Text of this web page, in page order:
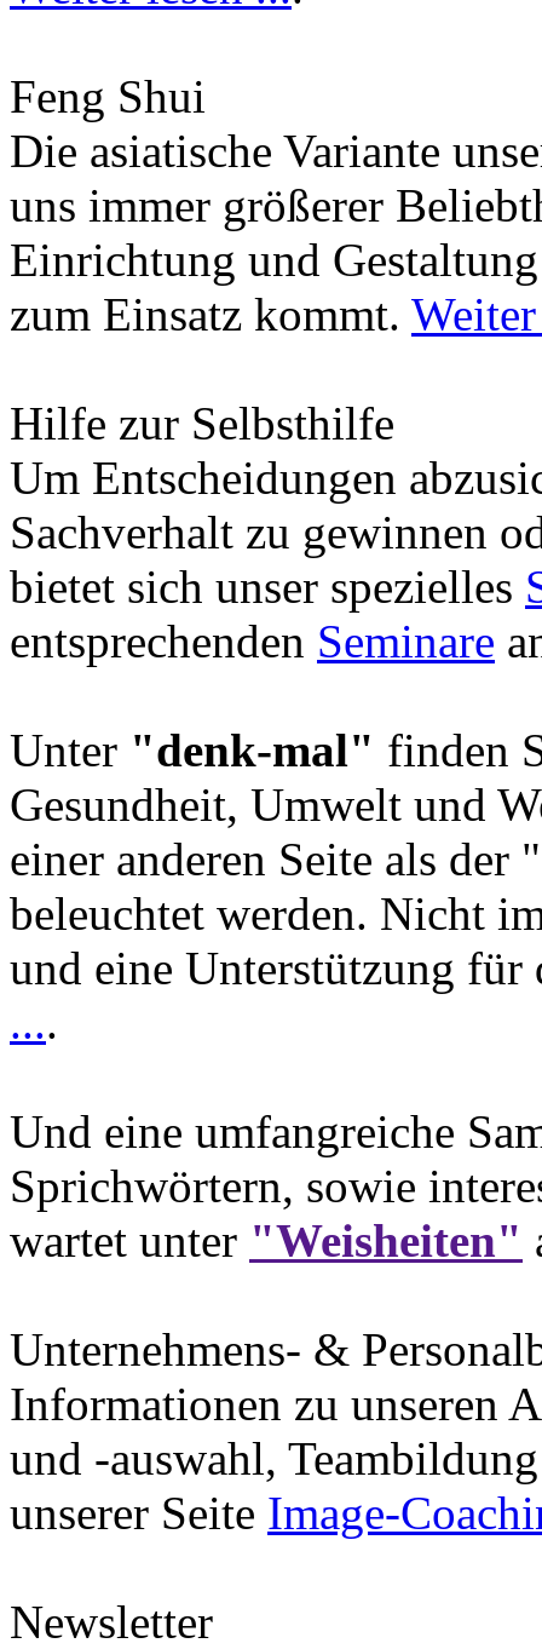
Feng Shui
Die asiatische Variante
uns immer größerer
Einrichtung und
zum Einsatz kommt.
Hilfe zur Selbsthilfe
Um Entscheidungen
Sachverhalt zu gewinnen
bietet sich unser spezielles
entsprechenden Seminare
Unter "denk-mal" finden
Gesundheit, Umwelt und
einer anderen Seite als
beleuchtet werden. Nicht
und eine Unterstützung
....
Und eine umfangreiche
Sprichwörtern, sowie
wartet unter "Weisheiten"
Unternehmens- &
Informationen zu unseren
und -auswahl,
unserer Seite Image-
Newsletter